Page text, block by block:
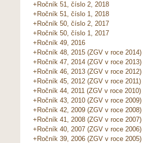
+Ročník 51, číslo 2, 2018
+Ročník 51, číslo 1, 2018
+Ročník 50, číslo 2, 2017
+Ročník 50, číslo 1, 2017
+Ročník 49, 2016
+Ročník 48, 2015 (ZGV v roce 2014)
+Ročník 47, 2014 (ZGV v roce 2013)
+Ročník 46, 2013 (ZGV v roce 2012)
+Ročník 45, 2012 (ZGV v roce 2011)
+Ročník 44, 2011 (ZGV v roce 2010)
+Ročník 43, 2010 (ZGV v roce 2009)
+Ročník 42, 2009 (ZGV v roce 2008)
+Ročník 41, 2008 (ZGV v roce 2007)
+Ročník 40, 2007 (ZGV v roce 2006)
+Ročník 39, 2006 (ZGV v roce 2005)